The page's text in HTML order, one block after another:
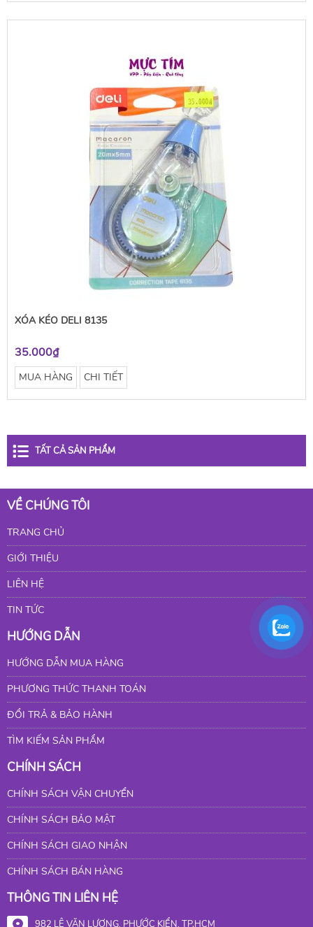
XÓA KÉO DELI 8135
35.000₫
MUA HÀNG CHI TIẾT
TẤT CẢ SẢN PHẨM
VỀ CHÚNG TÔI
TRANG CHỦ
GIỚI THIỆU
LIÊN HỆ
TIN TỨC
HƯỚNG DẪN
HƯỚNG DẪN MUA HÀNG
PHƯƠNG THỨC THANH TOÁN
ĐỔI TRẢ & BẢO HÀNH
TÌM KIẾM SẢN PHẨM
CHÍNH SÁCH
CHÍNH SÁCH VẬN CHUYỂN
CHÍNH SÁCH BẢO MẬT
CHÍNH SÁCH GIAO NHẬN
CHÍNH SÁCH BÁN HÀNG
THÔNG TIN LIÊN HỆ
982 LÊ VĂN LƯƠNG, PHƯỚC KIỂN, TP.HCM